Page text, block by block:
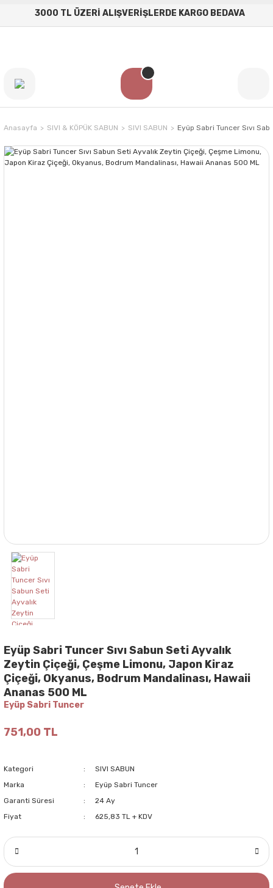
3000 TL ÜZERİ ALIŞVERİŞLERDE KARGO BEDAVA
Anasayfa SIVI & KÖPÜK SABUN SIVI SABUN Eyüp Sabri Tuncer Sıvı
Eyüp Sabri Tuncer Sıvı Sabun Seti Ayvalık
Zeytin Çiçeği, Çeşme Limonu, Japon Kiraz
Çiçeği, Okyanus, Bodrum Mandalinası, Hawaii
Ananas 500 ML
Eyüp Sabri Tuncer
751,00 TL
Kategori
SIVI SABUN
Marka
Eyüp Sabri Tuncer
Garanti Süresi
24 Ay
Fiyat
625,83 TL + KDV